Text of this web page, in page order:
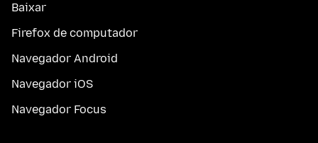
Baixar
Firefox de computador
Navegador Android
Navegador iOS
Navegador Focus